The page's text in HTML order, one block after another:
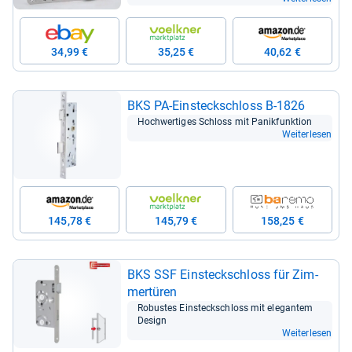
34,99 € 35,25 € 40,62 €
BKS PA-​Ein­steck­schloss B-​1826
Hoch­wer­ti­ges Schloss mit Panik­funk­tion
Weiterlesen
145,78 € 145,79 € 158,25 €
BKS SSF Ein­steck­schloss für Zim­
mer­tü­ren
Robus­tes Ein­steck­schloss mit ele­gan­tem
Design
Weiterlesen